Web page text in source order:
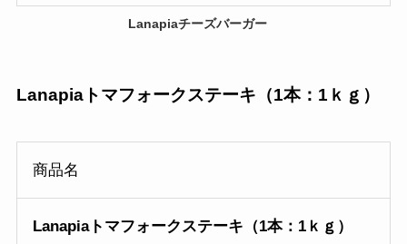
Lanapiaチーズバーガー
Lanapiaトマフォークステーキ（1本：1ｋｇ）
商品名
Lanapiaトマフォークステーキ（1本：1ｋｇ）